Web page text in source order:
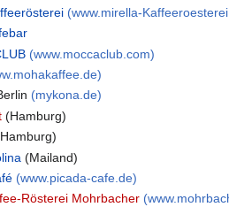
(www.mirella-
(www.moccaclub.com)
(mykona.de)
(Hamburg)
(Mailand)
(www.picada-cafe.de)
Rösterei Mohrbacher